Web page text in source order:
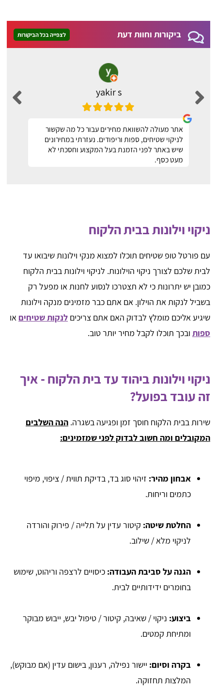
ביקורות וחוות דעת לצפייה בכל הביקורות
yakir s
אתר מעולה להשוואת מחירים עבור כל מה שקשור
לניקוי שטיחים, ספות וריפודים. נעזרתי במחירונים
שיש באתר לפני הזמנת בעל המקצוע וחסכתי לא
מעט כסף.
ניקוי וילונות בבית הלקוח
עם פורטל טופ שטיחים תוכלו למצוא מנקי וילונות שיבואו עד
לבית שלכם לצורך ניקוי הוילונות. לניקוי וילונות בבית הלקוח
כמובן יש יתרונות כי לא תצטרכו לנסוע לחנות או מפעל רק
בשביל לנקות את הוילון. אם אתם כבר מזמינים מנקה וילונות
שיגיע אליכם מומלץ לבדוק האם אתם צריכים לנקות שטיחים או
ספות ובכך תוכלו לקבל מחיר יותר טוב.
ניקוי וילונות ביהוד עד בית הלקוח - איך
זה עובד בפועל?
שירות בבית הלקוח חוסך זמן ופגיעה בשגרה. הנה השלבים
המקובלים ומה חשוב לבדוק לפני שמזמינים:
אבחון מהיר: זיהוי סוג בד, בדיקת תווית / ציפוי, מיפוי
כתמים וריחות.
החלטת שיטה: קיטור עדין על תלייה / פירוק והורדה
לניקוי מלא / שילוב.
הגנה על סביבת העבודה: כיסויים לרצפה וריהוט, שימוש
בחומרים ידידותיים לבית.
ביצוע: ניקוי / שאיבה, קיטור / טיפול יבש, ייבוש מבוקר
ומתיחת קמטים.
בקרה וסיום: יישור נפילה, רענון, בישום עדין (אם מבוקש),
המלצות תחזוקה.